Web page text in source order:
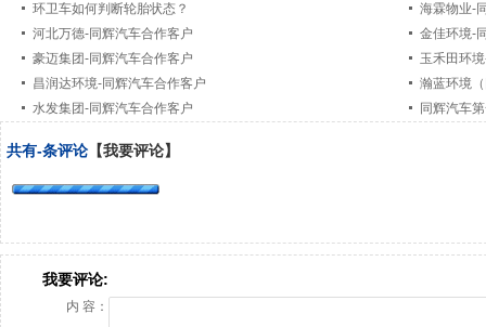
环卫车如何判断轮胎状态？
海霖物业-
河北万德-同辉汽车合作客户
金佳环境-
豪迈集团-同辉汽车合作客户
玉禾田环
昌润达环境-同辉汽车合作客户
瀚蓝环境
水发集团-同辉汽车合作客户
同辉汽车
共有-条评论 【我要评论】
我要评论:
内 容：